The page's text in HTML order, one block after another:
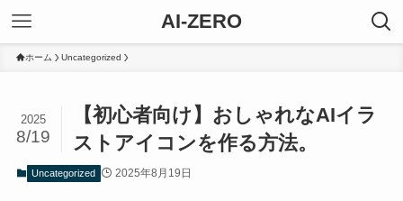
AI-ZERO
ホーム Uncategorized
【初心者向け】おしゃれなAIイラ
ストアイコンを作る方法。
2025
8/19
Uncategorized 2025年8月19日